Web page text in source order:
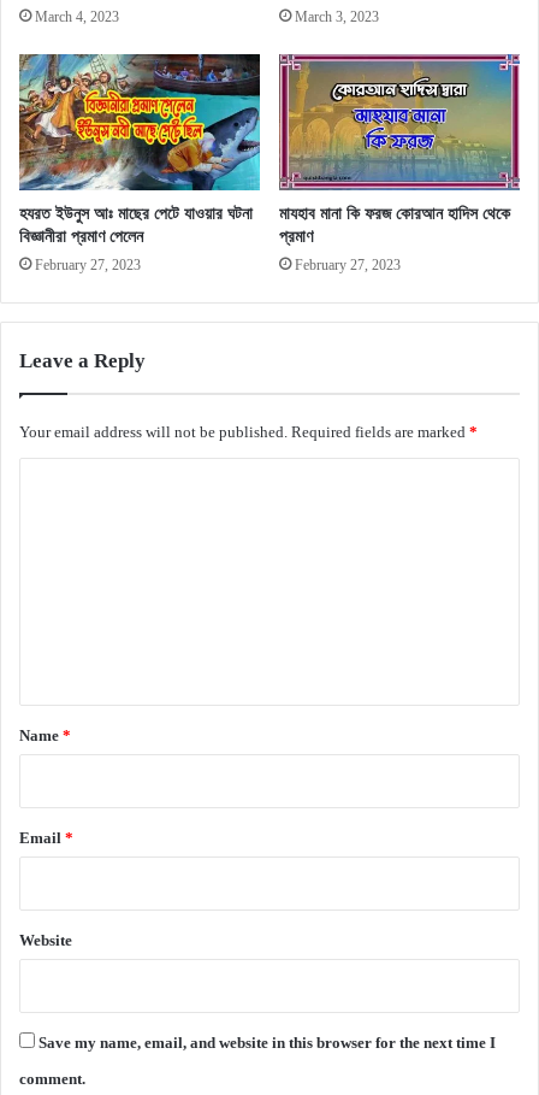
March 4, 2023 March 3, 2023
হযরত ইউনুস আঃ মাছের পেটে যাওয়ার ঘটনা
বিজ্ঞানীরা প্রমাণ পেলেন
February 27, 2023
মাযহাব মানা কি ফরজ কোরআন হাদিস থেকে
প্রমাণ
February 27, 2023
Leave a Reply
Your email address will not be published. Required fields are marked *
*
Name *
Email *
Website
Save my name, email, and website in this browser for the next time I
comment.